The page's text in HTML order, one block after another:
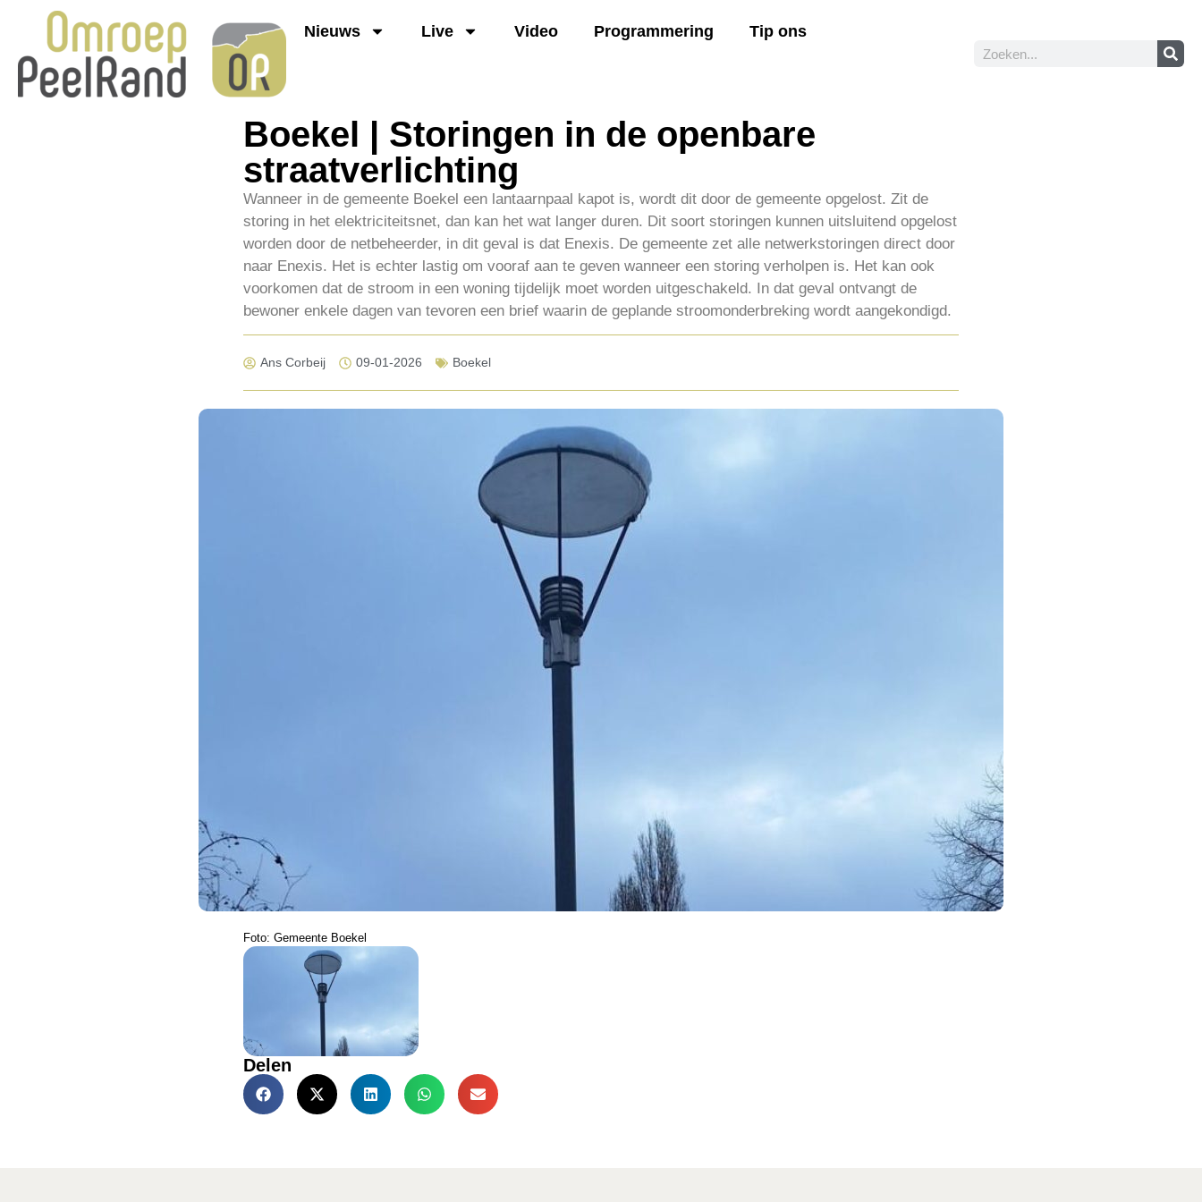
Nieuws Live Video Programmering Tip ons
Boekel | Storingen in de openbare
straatverlichting
Wanneer in de gemeente Boekel een lantaarnpaal kapot is, wordt dit door de gemeente opgelost. Zit de
storing in het elektriciteitsnet, dan kan het wat langer duren. Dit soort storingen kunnen uitsluitend opgelost
worden door de netbeheerder, in dit geval is dat Enexis. De gemeente zet alle netwerkstoringen direct door
naar Enexis. Het is echter lastig om vooraf aan te geven wanneer een storing verholpen is. Het kan ook
voorkomen dat de stroom in een woning tijdelijk moet worden uitgeschakeld. In dat geval ontvangt de
bewoner enkele dagen van tevoren een brief waarin de geplande stroomonderbreking wordt aangekondigd.
Ans Corbeij 09-01-2026 Boekel
Foto: Gemeente Boekel
Delen